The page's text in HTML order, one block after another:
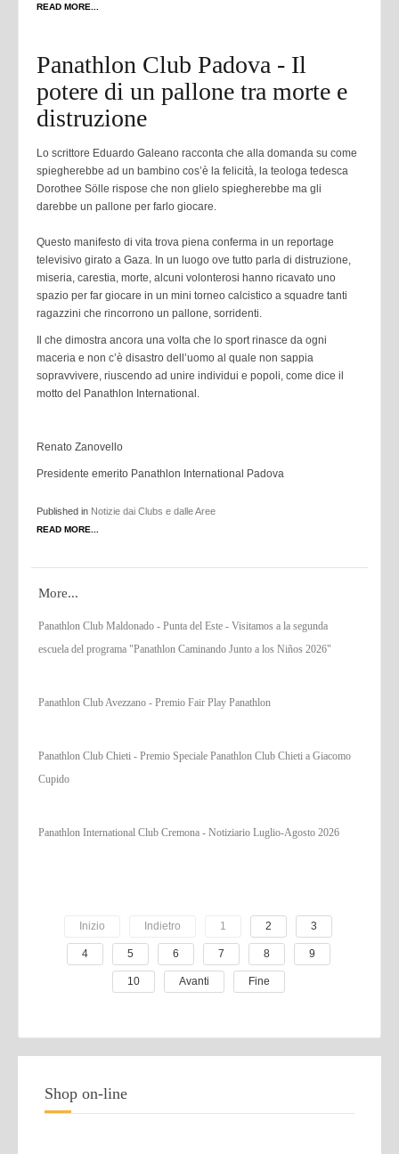
READ MORE...
Panathlon Club Padova - Il
potere di un pallone tra morte e
distruzione
Lo scrittore Eduardo Galeano racconta che alla domanda su come
spiegherebbe ad un bambino cos’è la felicità, la teologa tedesca
Dorothee Sölle rispose che non glielo spiegherebbe ma gli
darebbe un pallone per farlo giocare.
Questo manifesto di vita trova piena conferma in un reportage
televisivo girato a Gaza. In un luogo ove tutto parla di distruzione,
miseria, carestia, morte, alcuni volonterosi hanno ricavato uno
spazio per far giocare in un mini torneo calcistico a squadre tanti
ragazzini che rincorrono un pallone, sorridenti.
Il che dimostra ancora una volta che lo sport rinasce da ogni
maceria e non c’è disastro dell’uomo al quale non sappia
sopravvivere, riuscendo ad unire individui e popoli, come dice il
motto del Panathlon International.
Renato Zanovello
Presidente emerito Panathlon International Padova
Published in Notizie dai Clubs e dalle Aree
READ MORE...
More...
Panathlon Club Maldonado - Punta del Este - Visitamos a la segunda
escuela del programa "Panathlon Caminando Junto a los Niños 2026"
Panathlon Club Avezzano - Premio Fair Play Panathlon
Panathlon Club Chieti - Premio Speciale Panathlon Club Chieti a Giacomo
Cupido
Panathlon International Club Cremona - Notiziario Luglio-Agosto 2026
Inizio Indietro 1 2 3
4 5 6 7 8 9
10 Avanti Fine
Shop on-line